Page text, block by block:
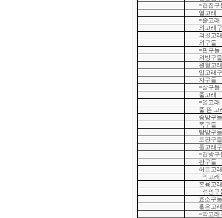
=겹집구
열고래
=줄고래
외고래
외골고
외구들
=판구들
외방구들
원형고
입고래
자구들
=살구들
줄고래
=열고래
줄 뜬 고
중방구들
쪽구들
탕방구들
토판구들
통고래
=겹방구
판구들
허튼고래
=막고래
혼용고래
=섞인구
효소구들
흩은고래
=막고래